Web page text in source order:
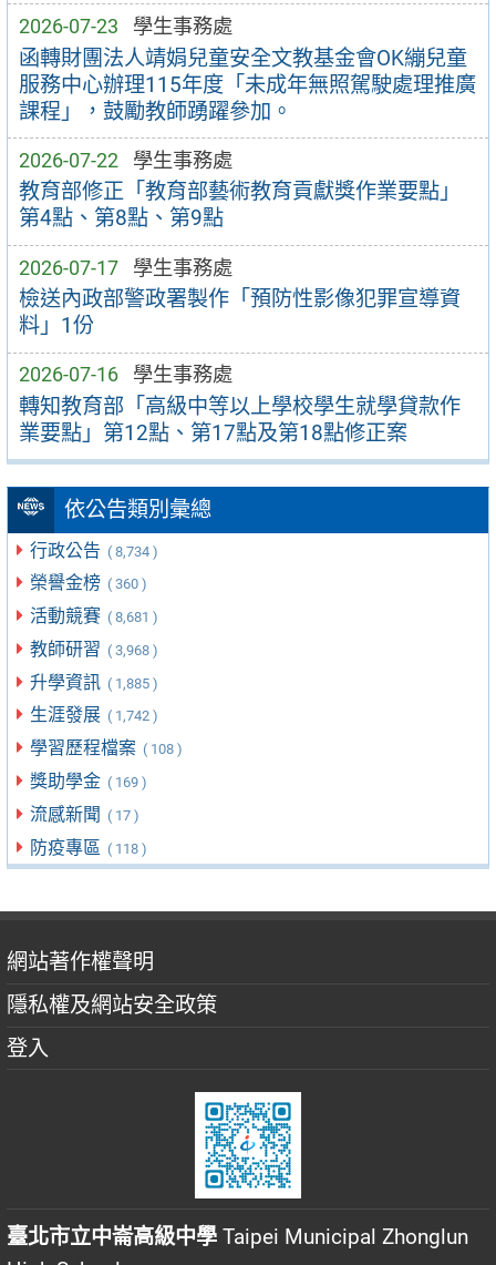
2026-07-23 學生事務處
函轉財團法人靖娟兒童安全文教基金會OK繃兒童
服務中心辦理115年度「未成年無照駕駛處理推廣
課程」，鼓勵教師踴躍參加。
2026-07-22 學生事務處
教育部修正「教育部藝術教育貢獻獎作業要點」
第4點、第8點、第9點
2026-07-17 學生事務處
檢送內政部警政署製作「預防性影像犯罪宣導資
料」1份
2026-07-16 學生事務處
轉知教育部「高級中等以上學校學生就學貸款作
業要點」第12點、第17點及第18點修正案
依公告類別彙總
行政公告 ( 8,734 )
榮譽金榜 ( 360 )
活動競賽 ( 8,681 )
教師研習 ( 3,968 )
升學資訊 ( 1,885 )
生涯發展 ( 1,742 )
學習歷程檔案 ( 108 )
獎助學金 ( 169 )
流感新聞 ( 17 )
防疫專區 ( 118 )
網站著作權聲明
隱私權及網站安全政策
登入
臺北市立中崙高級中學 Taipei Municipal Zhonglun